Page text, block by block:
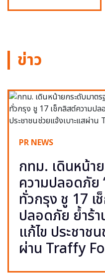
ข่าว
PR NEWS
กทม. เดินหน้า
ความปลอดภัย
ทั่วกรุง ชู 17 เ
ปลอดภัย ย้ำร้
แก้ไข ประชาช
ผ่าน Traffy